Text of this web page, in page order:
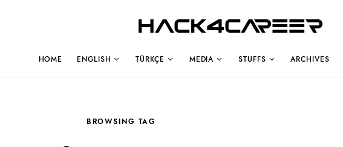
Hack4Career
HOME ENGLISH TÜRKÇE MEDIA STUFFS ARCHIVES
BROWSING TAG